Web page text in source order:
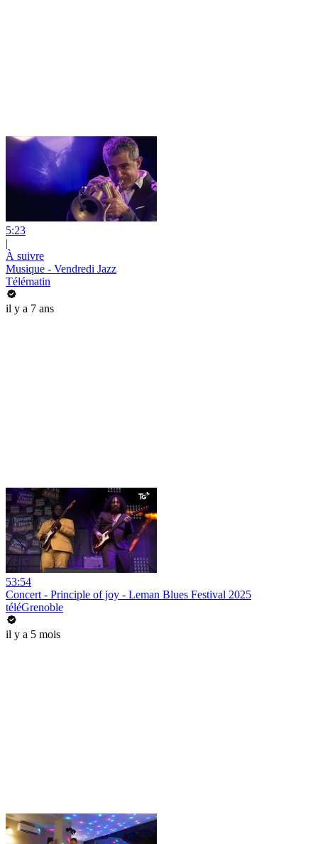
5:23
|
À suivre
Musique - Vendredi Jazz
Télématin
il y a 7 ans
53:54
Concert - Principle of joy - Leman Blues Festival 2025
téléGrenoble
il y a 5 mois